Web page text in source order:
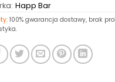
Happ Bar
100% gwarancja dostawy, brak